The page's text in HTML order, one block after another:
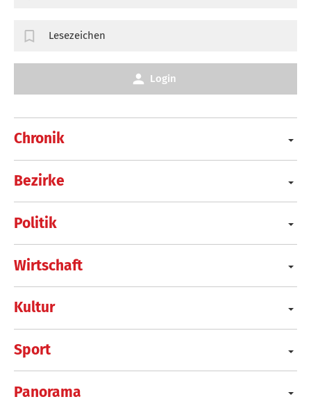
Chronik
Bezirke
Politik
Wirtschaft
Kultur
Sport
Panorama
Lesezeichen
Login